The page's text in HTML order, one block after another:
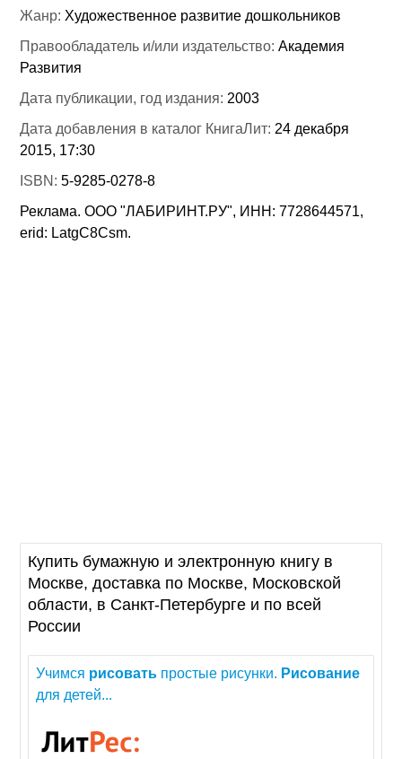
Жанр: Художественное развитие дошкольников
Правообладатель и/или издательство:Академия
Развития
Дата публикации, год издания: 2003
Дата добавления в каталог КнигаЛит: 24 декабря
2015, 17:30
ISBN:5-9285-0278-8
Реклама. ООО "ЛАБИРИНТ.РУ", ИНН: 7728644571,
erid: LatgC8Csm.
Купить бумажную и электронную книгу в
Москве, доставка по Москве, Московской
области, в Санкт-Петербурге и по всей
России
Учимся рисовать простые рисунки. Рисование
для детей...